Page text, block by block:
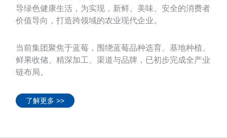
导绿色健康生活，为实现，新鲜、美味、安全的消费者
价值导向，打造跨领域的农业现代企业。
当前集团聚焦于蓝莓，围绕蓝莓品种选育、基地种植、
鲜果收储、精深加工、渠道与品牌，已初步完成全产业
链布局。
了解更多 >>